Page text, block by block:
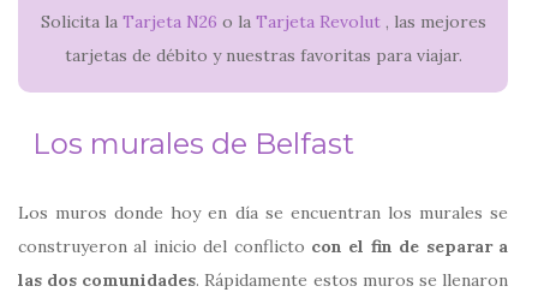
Solicita la Tarjeta N26 o la Tarjeta Revolut, las mejores
tarjetas de débito y nuestras favoritas para viajar.
Los murales de Belfast
Los muros donde hoy en día se encuentran los murales se
construyeron al inicio del conflicto con el fin de separar a
las dos comunidades. Rápidamente estos muros se llenaron